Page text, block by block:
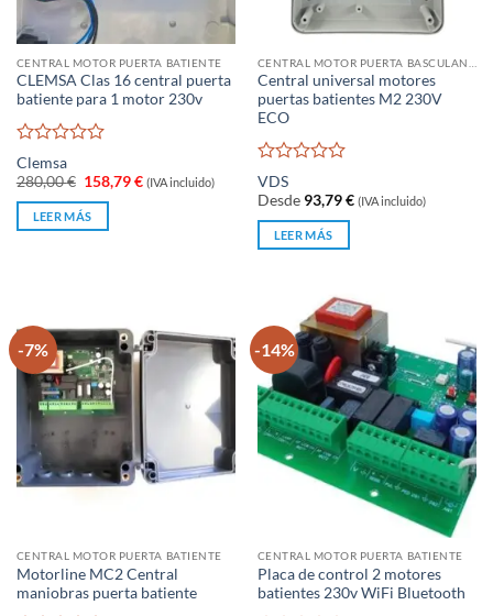
CENTRAL MOTOR PUERTA BATIENTE
CLEMSA Clas 16 central puerta
batiente para 1 motor 230v
Valorado
con
0
5
Clemsa
280,00€ El
precio
original
era:
158,79€El
precio
(IVA incluido)
LEER MÁS
Central universal motores
puertas batientes M2 230V
ECO
Valorado
con
0
5
VDS
Desde 93,79€ (IVA incluido)
LEER MÁS
-7%
CENTRAL MOTOR PUERTA BATIENTE
Motorline MC2 Central
maniobras puerta batiente
-14%
CENTRAL MOTOR PUERTA BATIENTE
Placa de control 2 motores
batientes 230v WiFi Bluetooth